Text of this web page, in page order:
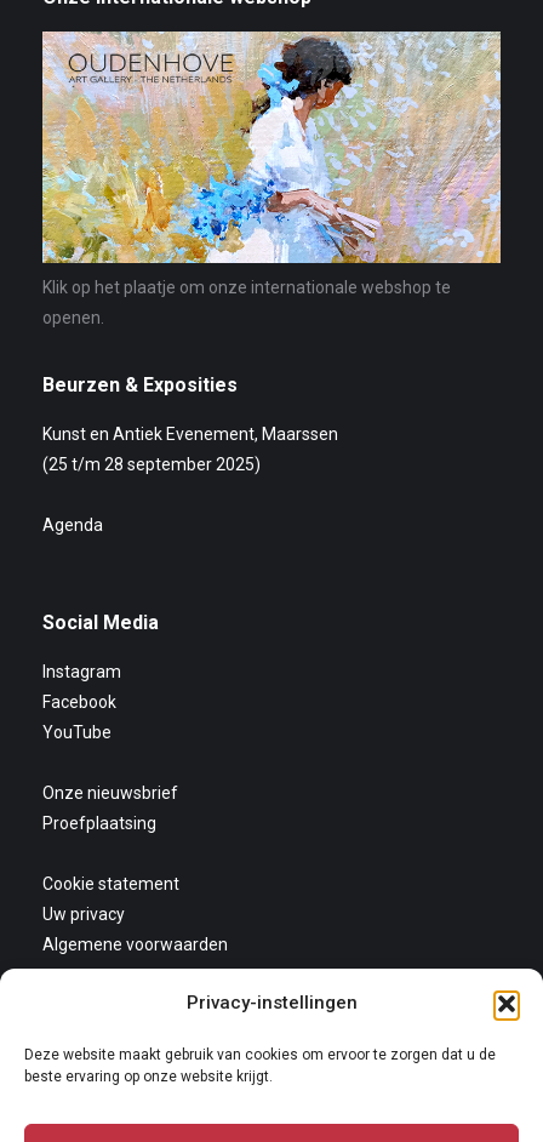
Privacy-instellingen
Deze website maakt gebruik van cookies om ervoor te zorgen dat u de
beste ervaring op onze website krijgt.
Klik op het plaatje om onze internationale webshop te
openen.
Beurzen & Exposities
Kunst en Antiek Evenement, Maarssen
(25 t/m 28 september 2025)
Agenda
Social Media
Instagram
Facebook
YouTube
Onze nieuwsbrief
Proefplaatsing
Cookie statement
Uw privacy
Algemene voorwaarden